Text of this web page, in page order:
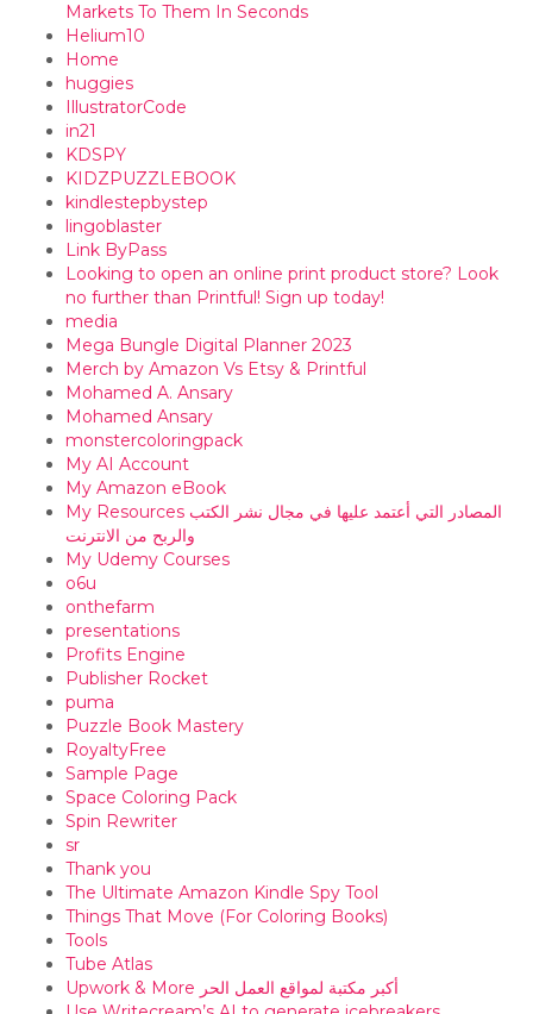
Markets To Them In Seconds
Helium10
Home
huggies
IllustratorCode
in21
KDSPY
KIDZPUZZLEBOOK
kindlestepbystep
lingoblaster
Link ByPass
Looking to open an online print product store? Look
no further than Printful! Sign up today!
media
Mega Bungle Digital Planner 2023
Merch by Amazon Vs Etsy & Printful
Mohamed A. Ansary
Mohamed Ansary
monstercoloringpack
My AI Account
My Amazon eBook
My Resources المصادر التي أعتمد عليها في مجال نشر الكتب
والربح من الانترنت
My Udemy Courses
o6u
onthefarm
presentations
Profits Engine
Publisher Rocket
puma
Puzzle Book Mastery
RoyaltyFree
Sample Page
Space Coloring Pack
Spin Rewriter
sr
Thank you
The Ultimate Amazon Kindle Spy Tool
Things That Move (For Coloring Books)
Tools
Tube Atlas
Upwork & More أكبر مكتبة لمواقع العمل الحر